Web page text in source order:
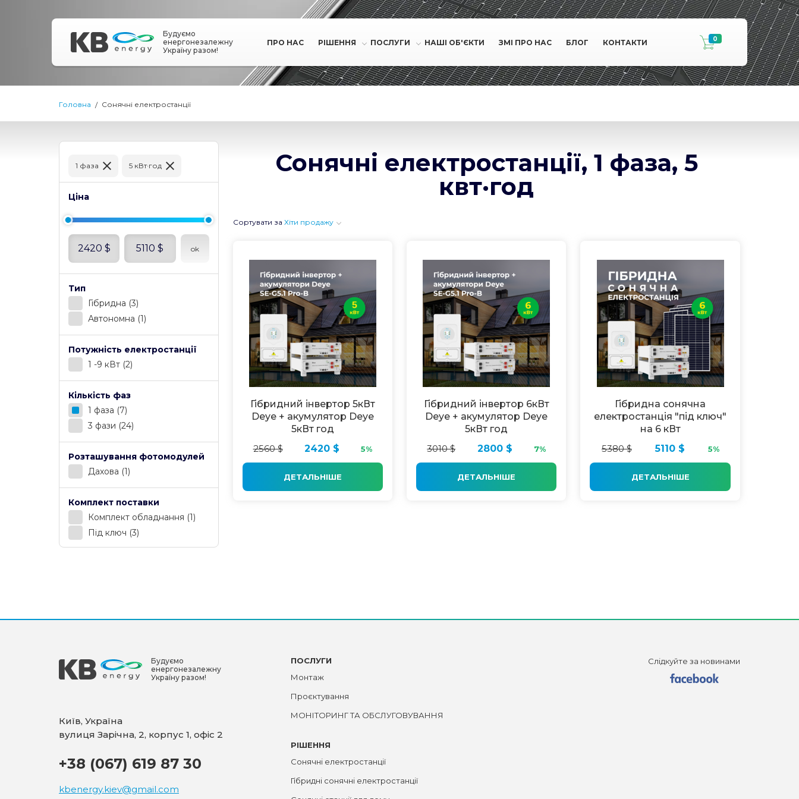
Будуємо
енергонезалежну
Україну разом!
ПРО НАС РІШЕННЯ ПОСЛУГИ НАШІ ОБ'ЄКТИ ЗМІ ПРО НАС БЛОГ КОНТАКТИ 0
Головна Сонячні електростанції
1 фаза 5 кВт·год
Ціна
2420 $ 5110 $ ok
Тип
Гібридна (3)
Автономна (1)
Потужність електростанції
1 -9 кВт (2)
Кількість фаз
1 фаза (7)
3 фази (24)
Розташування фотомодулей
Дахова (1)
Комплект поставки
Комплект обладнання (1)
Під ключ (3)
Сонячні електростанції, 1 фаза, 5
квт·год
Сортувати за Хіти продажу
Гібридний інвертор 5кВт
Deye + акумулятор Deye
5кВт год
2560 $
2420 $ 5%
ДЕТАЛЬНІШЕ
Гібридний інвертор 6кВт
Deye + акумулятор Deye
5кВт год
3010 $
2800 $ 7%
ДЕТАЛЬНІШЕ
Гібридна сонячна
електростанція "під ключ"
на 6 кВт
5380 $
5110 $ 5%
ДЕТАЛЬНІШЕ
Будуємо
енергонезалежну
Україну разом!
Київ, Україна
вулиця Зарічна, 2, корпус 1, офіс 2
+38 (067) 619 87 30
kbenergy.kiev@gmail.com
ПОСЛУГИ
Монтаж
Проєктування
МОНІТОРИНГ ТА ОБСЛУГОВУВАННЯ
РІШЕННЯ
Сонячні електростанції
Гібридні сонячні електростанції
Слідкуйте за новинами